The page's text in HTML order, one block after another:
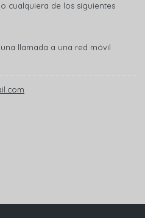
cualquiera de los siguientes
una llamada a una red móvil